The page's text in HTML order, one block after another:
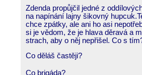
Zdenda propůjčil jedné z
na napínání lajny šikovný
chce zpátky, ale ani ho asi
si je vědom, že je hlava děravá a
strach, aby o něj nepřišel. Co s
Co děláš častěji?
Co brigáda?